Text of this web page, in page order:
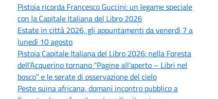
Pistoia ricorda Francesco Guccini: un legame speciale
con la Capitale Italiana del Libro 2026
Estate in città 2026, gli appuntamenti da venerdì 7 a
lunedì 10 agosto
Pistoia Capitale Italiana del Libro 2026: nella Foresta
dell'Acquerino tornano "Pagine all'aperto – Libri nel
bosco" e le serate di osservazione del cielo
Peste suina africana, domani incontro pubblico a